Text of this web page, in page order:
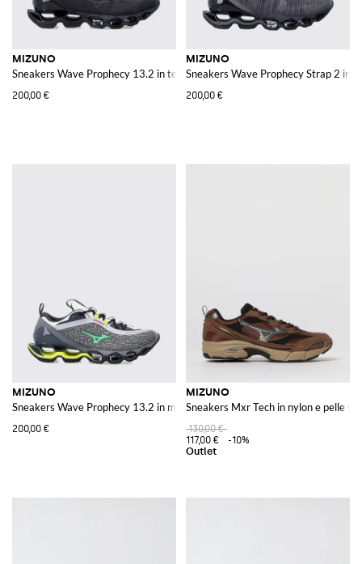
MIZUNO
Sneakers Wave Prophecy 13.2 in tessuto tecnico
200,00 €
MIZUNO
Sneakers Wave Prophecy Strap 2 in
200,00 €
MIZUNO
Sneakers Wave Prophecy 13.2 in mesh e gomma
200,00 €
MIZUNO
Sneakers Mxr Tech in nylon e pelle
130,00 €
117,00 €
-10%